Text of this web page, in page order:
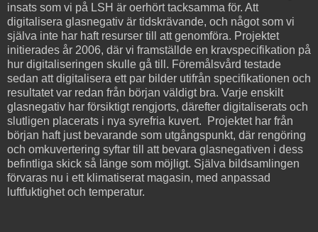
insats som vi på LSH är oerhört tacksamma för. Att
digitalisera glasnegativ är tidskrävande, och något som vi
själva inte har haft resurser till att genomföra. Projektet
initierades år 2006, där vi framställde en kravspecifikation på
hur digitaliseringen skulle gå till. Föremålsvård testade
sedan att digitalisera ett par bilder utifrån specifikationen och
resultatet var redan från början väldigt bra. Varje enskilt
glasnegativ har försiktigt rengjorts, därefter digitaliserats och
slutligen placerats i nya syrefria kuvert. Projektet har från
början haft just bevarande som utgångspunkt, där rengöring
och omkuvertering syftar till att bevara glasnegativen i dess
befintliga skick så länge som möjligt. Själva bildsamlingen
förvaras nu i ett klimatiserat magasin, med anpassad
luftfuktighet och temperatur.